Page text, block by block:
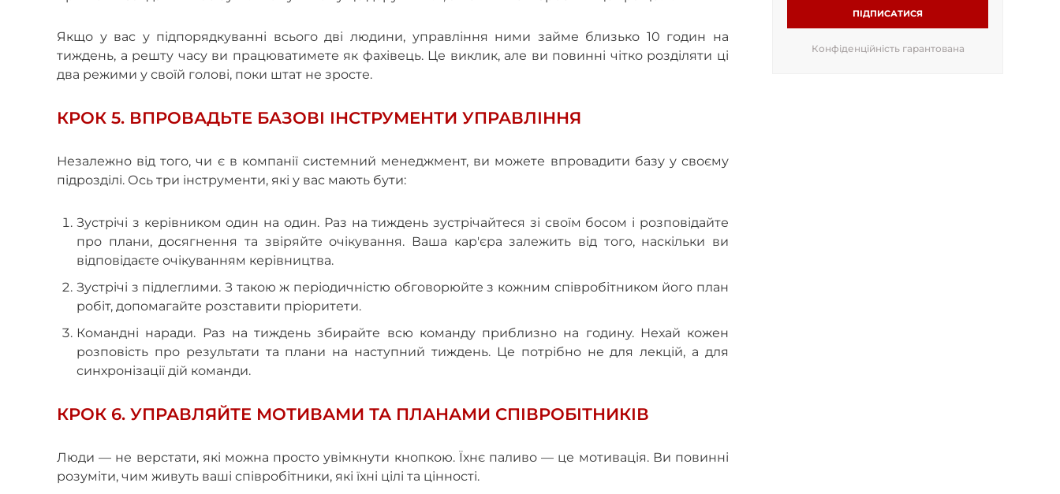
Якщо у вас у підпорядкуванні всього дві людини, управління ними займе близько 10 годин на
тиждень, а решту часу ви працюватимете як фахівець. Це виклик, але ви повинні чітко розділяти ці
два режими у своїй голові, поки штат не зросте.
КРОК 5. ВПРОВАДЬТЕ БАЗОВІ ІНСТРУМЕНТИ УПРАВЛІННЯ
Незалежно від того, чи є в компанії системний менеджмент, ви можете впровадити базу у своєму
підрозділі. Ось три інструменти, які у вас мають бути:
Зустрічі з керівником один на один. Раз на тиждень зустрічайтеся зі своїм босом і розповідайте
про плани, досягнення та звіряйте очікування. Ваша кар'єра залежить від того, наскільки ви
відповідаєте очікуванням керівництва.
Зустрічі з підлеглими. З такою ж періодичністю обговорюйте з кожним співробітником його план
робіт, допомагайте розставити пріоритети.
Командні наради. Раз на тиждень збирайте всю команду приблизно на годину. Нехай кожен
розповість про результати та плани на наступний тиждень. Це потрібно не для лекцій, а для
синхронізації дій команди.
КРОК 6. УПРАВЛЯЙТЕ МОТИВАМИ ТА ПЛАНАМИ СПІВРОБІТНИКІВ
Люди — не верстати, які можна просто увімкнути кнопкою. Їхнє паливо — це мотивація. Ви повинні
розуміти, чим живуть ваші співробітники, які їхні цілі та цінності.
ПІДПИСАТИСЯ
Конфіденційність гарантована